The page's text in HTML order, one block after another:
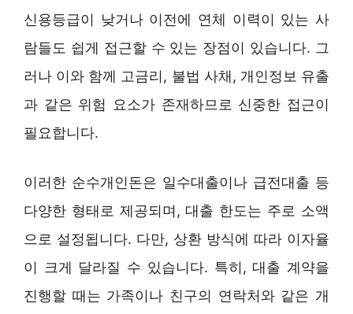
신용등급이 낮거나 이전에 연체 이력이 있는 사
람들도 쉽게 접근할 수 있는 장점이 있습니다. 그
러나 이와 함께 고금리, 불법 사채, 개인정보 유출
과 같은 위험 요소가 존재하므로 신중한 접근이
필요합니다.
이러한 순수개인돈은 일수대출이나 급전대출 등
다양한 형태로 제공되며, 대출 한도는 주로 소액
으로 설정됩니다. 다만, 상환 방식에 따라 이자율
이 크게 달라질 수 있습니다. 특히, 대출 계약을
진행할 때는 가족이나 친구의 연락처와 같은 개